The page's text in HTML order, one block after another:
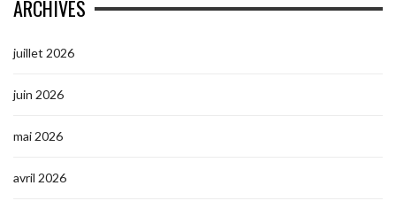
ARCHIVES
juillet 2026
juin 2026
mai 2026
avril 2026